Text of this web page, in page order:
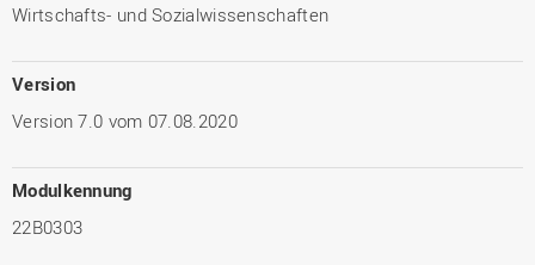
Wirtschafts- und Sozialwissenschaften
Version
Version 7.0 vom 07.08.2020
Modulkennung
22B0303